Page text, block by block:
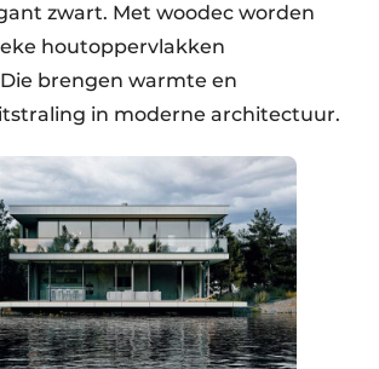
zwart. Met woodec worden
houtoppervlakken
brengen warmte en
in moderne architectuur.